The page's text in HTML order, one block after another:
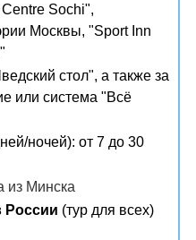
Sochi",
Москвы, "Sport Inn
стол", а также за
или система "Всё
ночей): от 7 до 30
из Минска
России (тур для всех)